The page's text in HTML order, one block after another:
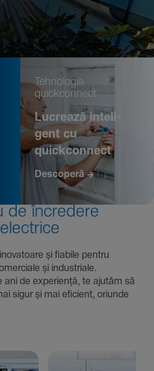
Tehno­logia
quickconnect
Lucrează inte­li­
gent cu
quickconnect
Descoperă
de încre­dere
și fiabile pentru
comer­ciale și indus­triale.
expe­riență, te ajutăm să
sigur și mai eficient, oriunde